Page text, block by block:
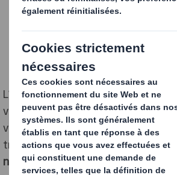
L’achat en ligne est une expérience
vécue en magasin. Il est impossible
via un éclairage spécifique, un
travaillé, des odeurs recherchées…
ne se résume cependant pas au